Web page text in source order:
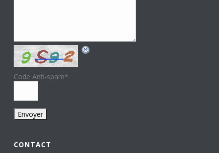
Code Anti-spam*
CONTACT